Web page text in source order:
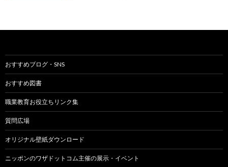
おすすめブログ・SNS
おすすめ図書
職業教育お役立ちリンク集
質問広場
オリジナル壁紙ダウンロード
ニッポンのワザドットコム主催の展示・イベント